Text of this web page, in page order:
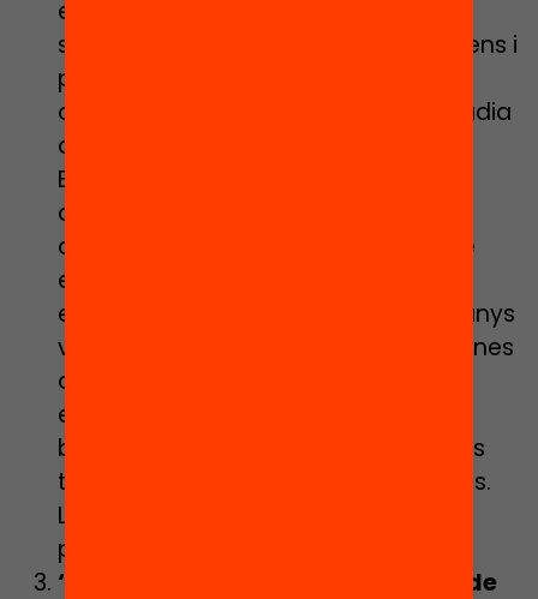
el cas de
serveixen per formar vincles entre nens i
persones grans. Aquest programa
organitzat per l’Ajuntament de l’Alcúdia
amb la col·laboració de la Fundació
Bromera es basa en l’intercanvi
d’experiències entre els infants
assistents i els adults narradors, que
expliquen rondalles, anècdotes,
embarbussaments, jocs, dites i refranys
vinculats al calendari festiu. Els alumnes
de primer de primària de totes les
escoles del municipi acudeixen a la
biblioteca per participar en aquestes
trobades lectores intergeneracionals.
L’objectiu? Potenciar el valor de les
paraules i de les tradicions locals.
‘Coram Beanstalk’, un programa de